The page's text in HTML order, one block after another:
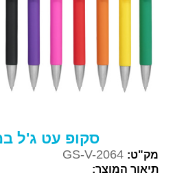
סקופ עט ג'ל
מק"ט: GS-V-2064
תיאור המוצר: